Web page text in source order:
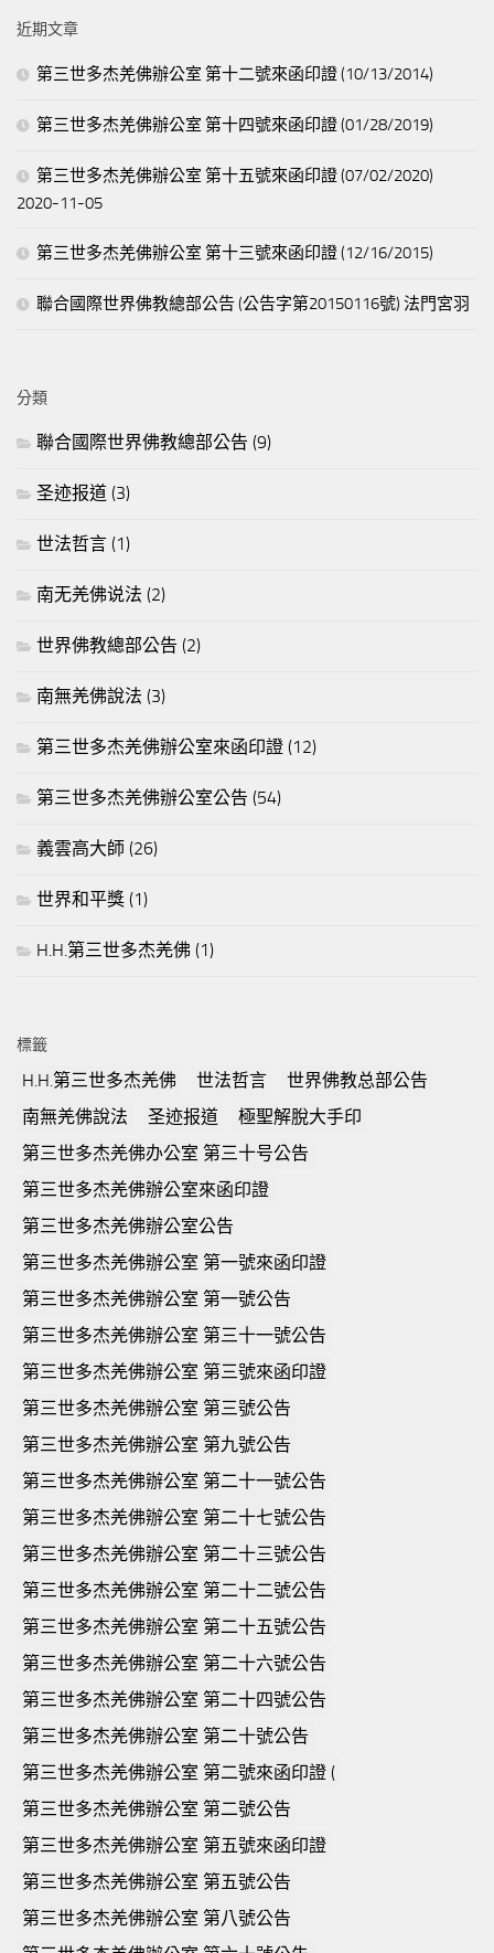
字:
近期文章
第三世多杰羌佛辦公室 第十二號來函印證 (10/13/2014)
第三世多杰羌佛辦公室 第十四號來函印證 (01/28/2019)
第三世多杰羌佛辦公室 第十五號來函印證 (07/02/2020)
2020-11-05
第三世多杰羌佛辦公室 第十三號來函印證 (12/16/2015)
聯合國際世界佛教總部公告 (公告字第20150116號) 法門宮羽
分類
聯合國際世界佛教總部公告 (9)
圣迹报道 (3)
世法哲言 (1)
南无羌佛说法 (2)
世界佛教總部公告 (2)
南無羌佛說法 (3)
第三世多杰羌佛辦公室來函印證 (12)
第三世多杰羌佛辦公室公告 (54)
義雲高大師 (26)
世界和平獎 (1)
H.H.第三世多杰羌佛 (1)
標籤
H.H.第三世多杰羌佛 世法哲言
世界佛教总部公告
南無羌佛說法
圣迹报道
極聖解脫大手印
第三世多杰羌佛办公室 第三十号公告
第三世多杰羌佛辦公室來函印證
第三世多杰羌佛辦公室公告
第三世多杰羌佛辦公室 第一號來函印證
第三世多杰羌佛辦公室 第一號公告
第三世多杰羌佛辦公室 第三十一號公告
第三世多杰羌佛辦公室 第三號來函印證
第三世多杰羌佛辦公室 第三號公告
第三世多杰羌佛辦公室 第九號公告
第三世多杰羌佛辦公室 第二十一號公告
第三世多杰羌佛辦公室 第二十七號公告
第三世多杰羌佛辦公室 第二十三號公告
第三世多杰羌佛辦公室 第二十二號公告
第三世多杰羌佛辦公室 第二十五號公告
第三世多杰羌佛辦公室 第二十六號公告
第三世多杰羌佛辦公室 第二十四號公告
第三世多杰羌佛辦公室 第二十號公告
第三世多杰羌佛辦公室 第二號來函印證 (
第三世多杰羌佛辦公室 第二號公告
第三世多杰羌佛辦公室 第五號來函印證
第三世多杰羌佛辦公室 第五號公告
第三世多杰羌佛辦公室 第八號公告